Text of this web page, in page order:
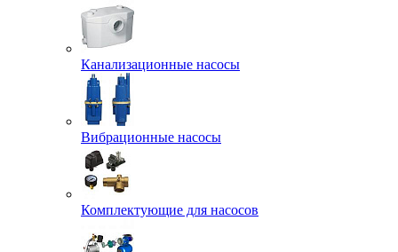
Канализационные насосы
Вибрационные насосы
Комплектующие для насосов